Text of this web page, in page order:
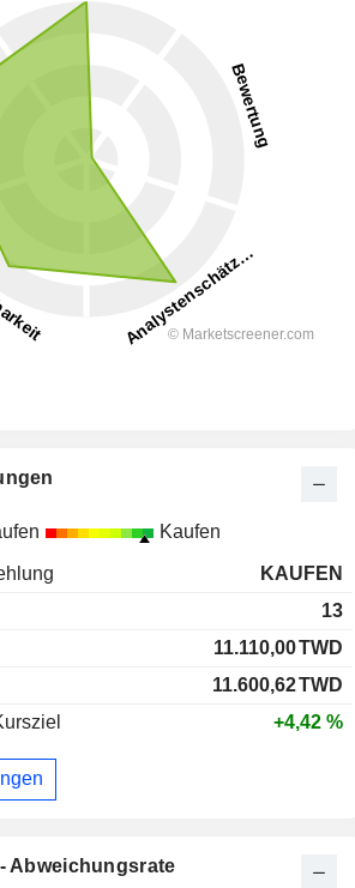
Kaufen
KAUFEN
13
11.110,00TWD
11.600,62TWD
+4,42 %
Abweichungsrate